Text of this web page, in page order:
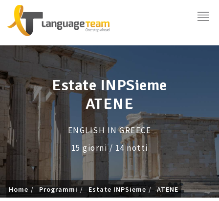
Estate INPSieme
ATENE
ENGLISH IN GREECE
15 giorni / 14 notti
Home Programmi Estate INPSieme ATENE